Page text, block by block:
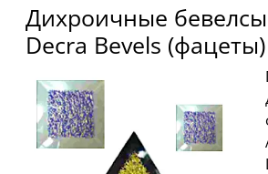
Дихроичные
Decra Bevels (фацеты)